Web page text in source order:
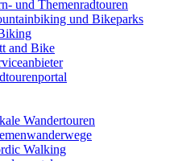
und Themenradtouren
und Bikeparks
and Bike
Wandertouren
Walking